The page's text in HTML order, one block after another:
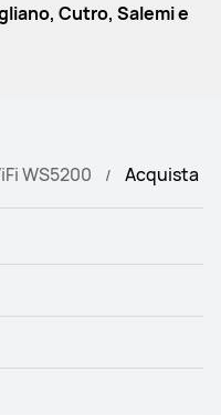
Cutro, Salemi e
WS5200 Acquista